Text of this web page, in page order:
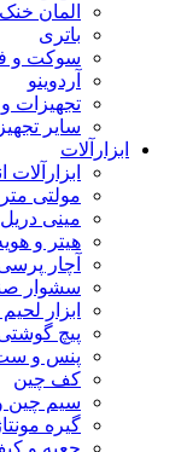
المان
باتری
سوکت و
آردوینو
تجهیزات
سایر
ابزارآلات
مولتی متر
مینی دریل
هیتر و
آچار
سشوار
ابزار
پیچ
پنس و ست
کف چین
سیم چین
گیره
جعبه و